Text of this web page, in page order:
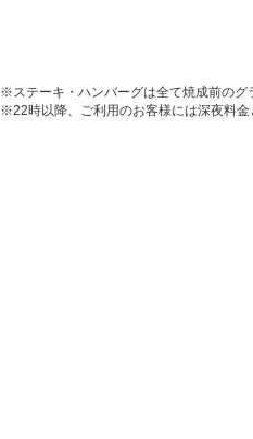
※ステーキ・ハンバーグは全て焼成前のグ
※22時以降、ご利用のお客様には深夜料